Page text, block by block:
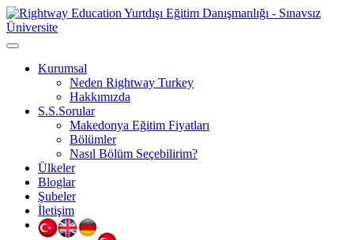
Kurumsal
Neden Rightway Turkey
Hakkımızda
S.S.Sorular
Makedonya Eğitim Fiyatları
Bölümler
Nasıl Bölüm Seçebilirim?
Ülkeler
Bloglar
Şubeler
İletişim